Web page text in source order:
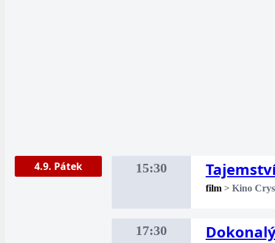
4.9. Pátek 15:30
film > Kino
17:30